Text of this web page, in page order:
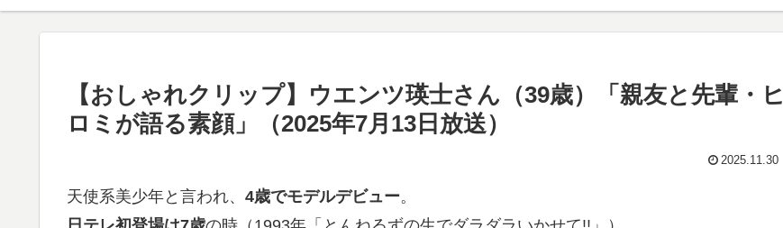
【おしゃれクリップ】ウエンツ瑛士さん（39歳）「親友と先輩・ヒ
ロミが語る素顔」（2025年7月13日放送）
2025.11.30
天使系美少年と言われ、 4歳でモデルデビュー。